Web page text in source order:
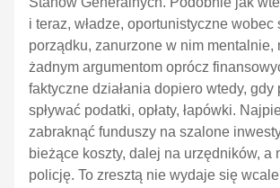
i teraz, władze, oportunistyczne wobec
porządku, zanurzone w nim mentalnie,
żadnym argumentom oprócz
faktyczne działania dopiero wtedy, gdy
spływać podatki, opłaty, łapówki.
zabraknąć funduszy na szalone
bieżące koszty, dalej na urzędników, a
policję. To zresztą nie wydaje się